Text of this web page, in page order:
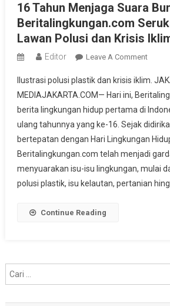
16 Tahun Menjaga Suara
Beritalingkungan.com
Lawan Polusi dan Krisis
Editor Leave A CommentOn
Tahun
Suara
Bumi,
Aksi
Lawan
Ilustrasi polusi plastik dan krisis iklim.
MEDIAJAKARTA.COM— Hari ini,
berita lingkungan hidup pertama di
ulang tahunnya yang ke-16. Sejak
bertepatan dengan Hari Lingkungan
Beritalingkungan.com telah menjadi
menyuarakan isu-isu lingkungan, mulai
polusi plastik, isu kelautan, pertanian
Continue Reading